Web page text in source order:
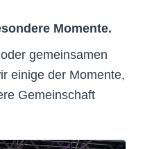
Momente.
gemeinsamen
einige der Momente,
Gemeinschaft